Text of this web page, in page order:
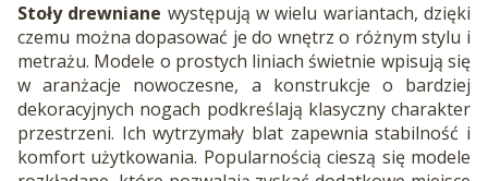
Stoły drewniane występują w wielu wariantach, dzięki
czemu można dopasować je do wnętrz o różnym stylu i
metrażu. Modele o prostych liniach świetnie wpisują się
w aranżacje nowoczesne, a konstrukcje o bardziej
dekoracyjnych nogach podkreślają klasyczny charakter
przestrzeni. Ich wytrzymały blat zapewnia stabilność i
komfort użytkowania. Popularnością cieszą się modele